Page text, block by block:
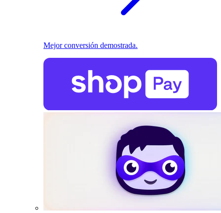
Mejor conversión demostrada.